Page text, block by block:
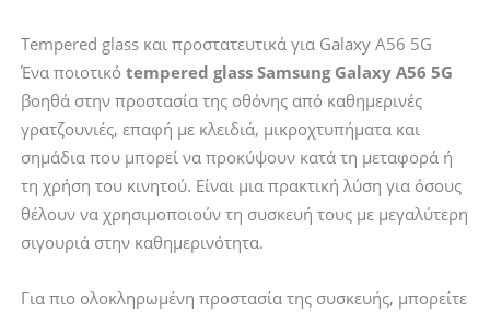
Tempered glass και προστατευτικά για Galaxy A56 5G
Ένα ποιοτικό tempered glass Samsung Galaxy A56 5G
βοηθά στην προστασία της οθόνης από καθημερινές
γρατζουνιές, επαφή με κλειδιά, μικροχτυπήματα και
σημάδια που μπορεί να προκύψουν κατά τη μεταφορά ή
τη χρήση του κινητού. Είναι μια πρακτική λύση για όσους
θέλουν να χρησιμοποιούν τη συσκευή τους με μεγαλύτερη
σιγουριά στην καθημερινότητα.
Για πιο ολοκληρωμένη προστασία της συσκευής, μπορείτε